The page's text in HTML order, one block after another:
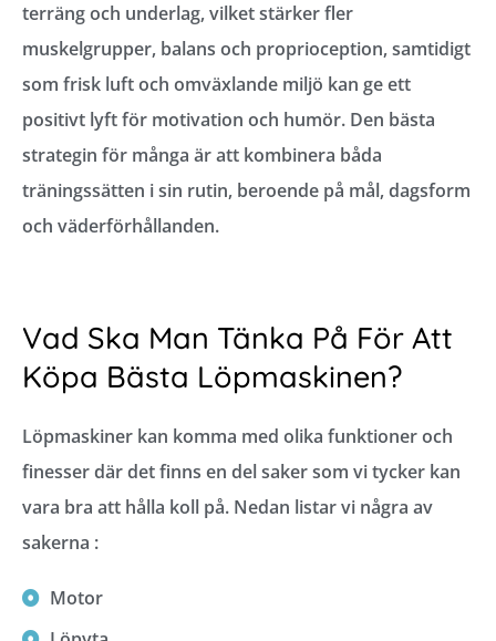
terräng och underlag, vilket stärker fler
muskelgrupper, balans och proprioception, samtidigt
som frisk luft och omväxlande miljö kan ge ett
positivt lyft för motivation och humör. Den bästa
strategin för många är att kombinera båda
träningssätten i sin rutin, beroende på mål, dagsform
och väderförhållanden.
Vad Ska Man Tänka På För Att
Köpa Bästa Löpmaskinen?
Löpmaskiner kan komma med olika funktioner och
finesser där det finns en del saker som vi tycker kan
vara bra att hålla koll på. Nedan listar vi några av
sakerna :
Motor